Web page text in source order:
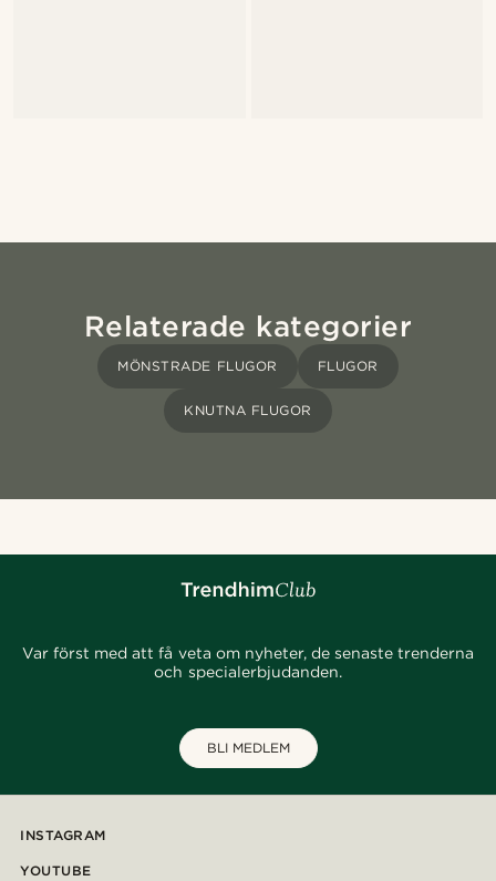
Relaterade kategorier
MÖNSTRADE FLUGOR FLUGOR
KNUTNA FLUGOR
Var först med att få veta om nyheter, de senaste trenderna
och specialerbjudanden.
BLI MEDLEM
INSTAGRAM
YOUTUBE